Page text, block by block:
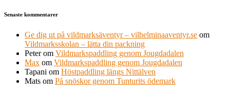
Senaste kommentarer
Ge dig ut på vildmarksäventyr – vilhelminaaventyr.se om
Vildmarksskolan – lätta din packning
Peterom Vildmarkspaddling genom Jougdadalen
Max om Vildmarkspaddling genom Jougdadalen
Tapani om Höstpaddling längs Nittälven
Mats om På snöskor genom Tunturits ödemark